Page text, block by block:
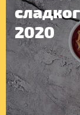
2020